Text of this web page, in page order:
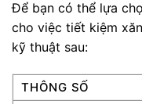
Để bạn có thể lựa
cho việc tiết kiệm
kỹ thuật sau:
THÔNG SỐ